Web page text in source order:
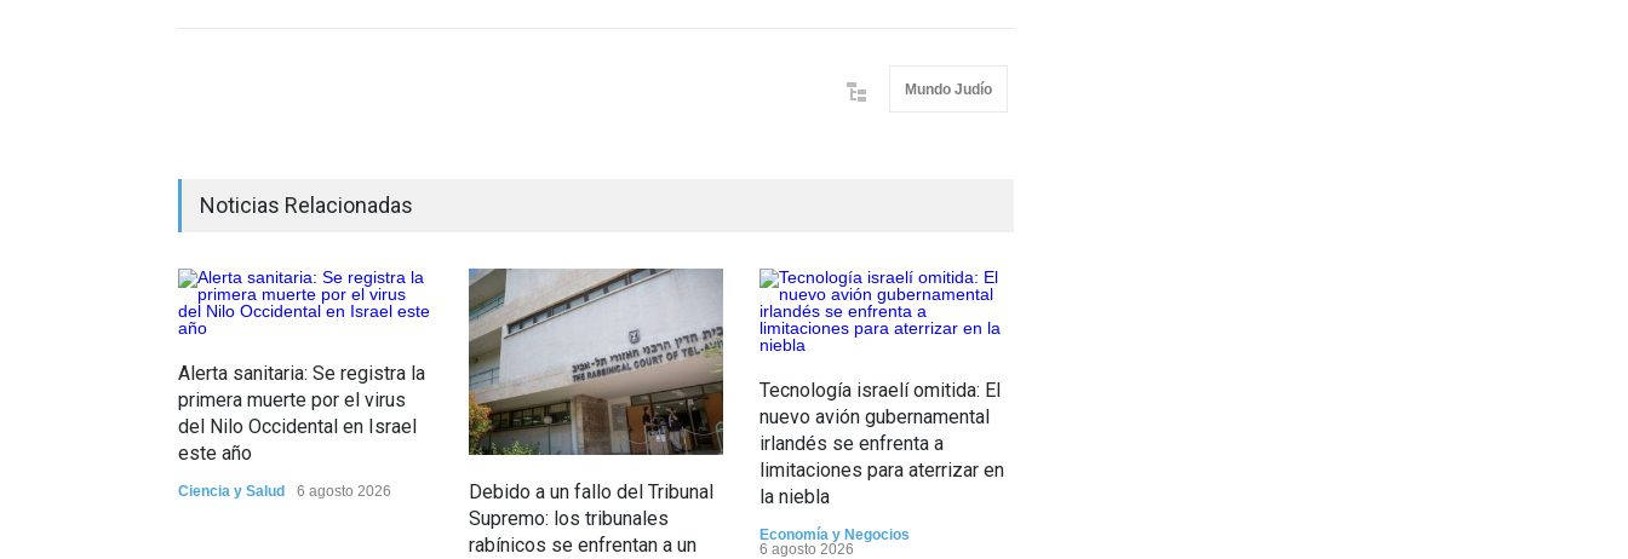
Mundo Judío
Noticias Relacionadas
Alerta sanitaria: Se registra la
primera muerte por el virus
del Nilo Occidental en Israel
este año
Ciencia y Salud 6 agosto 2026
Debido a un fallo del Tribunal
Supremo: los tribunales
rabínicos se enfrentan a un
Tecnología israelí omitida: El
nuevo avión gubernamental
irlandés se enfrenta a
limitaciones para aterrizar en
la niebla
Economía y Negocios
6 agosto 2026